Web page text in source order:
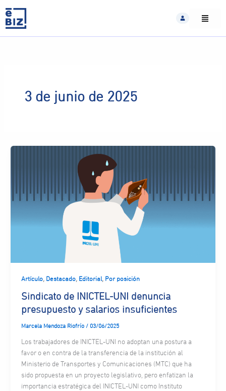
content
3 de junio de 2025
Artículo, Destacado, Editorial, Por posición
Sindicato de INICTEL-UNI denuncia
presupuesto y salarios insuficientes
Marcela Mendoza Riofrío / 03/06/2025
Los trabajadores de INICTEL-UNI no adoptan una postura a
favor o en contra de la transferencia de la institución al
Ministerio de Transportes y Comunicaciones (MTC) que ha
sido propuesta en un proyecto legislativo, pero enfatizan la
importancia estratégica del INICTEL-UNI como Instituto